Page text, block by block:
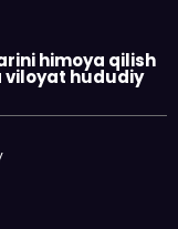
himoya qilish
viloyat hududiy